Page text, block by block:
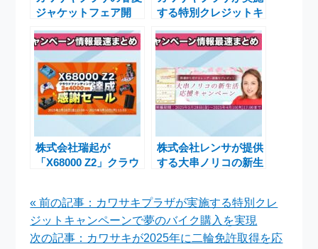
ジャケットフェア開
催！オリジナルヘルメ
ットバッグプレゼント
する特別クレジットキ
ャンペーンで夢のバイ
ク購入を実現
株式会社瑞起が
「X68000 Z2」クラウ
別価格商品多数展開
株式会社レンサが提供
する大串ノリコの新生
« 前の記事：カワサキプラザが実施する特別クレ
ジットキャンペーンで夢のバイク購入を実現
次の記事：カワサキが2025年に二輪免許取得を応